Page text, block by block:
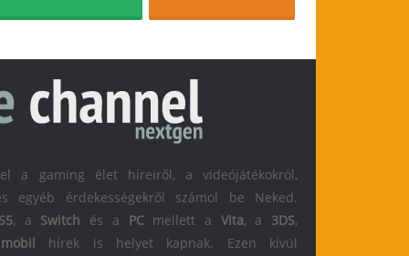
a gaming élet híreiről, a videójátékokról,
egyéb érdekességekről számol be Neked.
, a Switch és a PCmellett a Vita, a 3DS,
mobil
hírek is helyet kapnak. Ezen kívül